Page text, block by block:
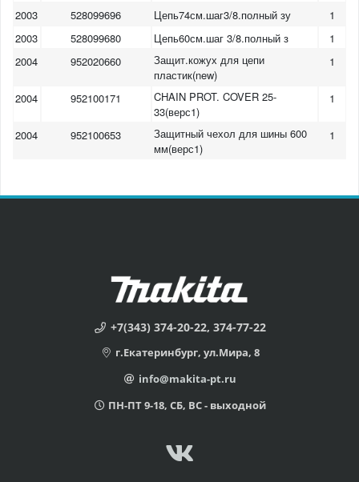
2003
528099696 Цепь74см.шаг3/8.полный зу
1
2003
528099680 Цепь60см.шаг 3/8.полный з
1
2004
952020660
Защит.кожух для цепи
пластик(new)
1
2004 952100171
CHAIN PROT. COVER 25-
33(верс1)
1
2004 952100653
Защитный чехол для шины 600
мм(верс1)
1
+7(343) 374-20-22, 374-77-22
г.Екатеринбург, ул.Мира, 8
info@makita-pt.ru
ПН-ПТ 9-18, СБ, ВС - выходной